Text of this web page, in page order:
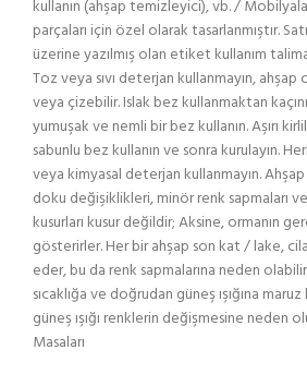
kullanın (ahşap temizleyici), vb. /
parçaları için özel olarak tasarlanmıştır.
üzerine yazılmış olan etiket kullanım
Toz veya sıvı deterjan kullanmayın,
veya çizebilir. Islak bez kullanmaktan
yumuşak ve nemli bir bez kullanın. Aşırı
sabunlu bez kullanın ve sonra kurulayın.
veya kimyasal deterjan kullanmayın.
doku değişiklikleri, minör renk sapmaları
kusurları kusur değildir; Aksine, ormanın
gösterirler. Her bir ahşap son kat / lake,
eder, bu da renk sapmalarına neden
sıcaklığa ve doğrudan güneş ışığına
güneş ışığı renklerin değişmesine neden
Masaları